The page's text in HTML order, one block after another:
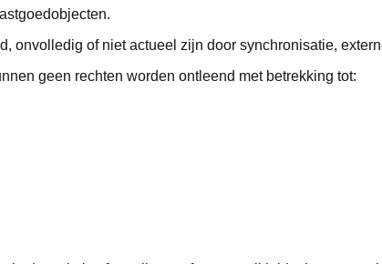
onvolledig of niet actueel zijn door synchronisatie,
geen rechten worden ontleend met betrekking tot: